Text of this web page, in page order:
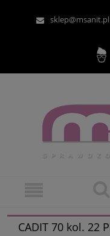
sklep@msanit.pl
CADIT 70 kol. 22